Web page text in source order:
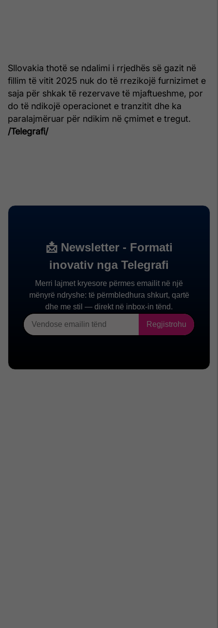
Sllovakia thotë se ndalimi i rrjedhës së gazit në
fillim të vitit 2025 nuk do të rrezikojë furnizimet e
saja për shkak të rezervave të mjaftueshme, por
do të ndikojë operacionet e tranzitit dhe ka
paralajmëruar për ndikim në çmimet e tregut.
/Telegrafi/